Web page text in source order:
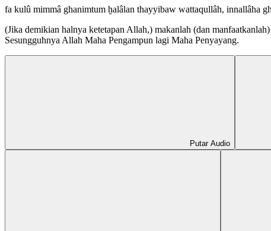
fa kulû mimmâ ghanimtum ḫalâlan thayyibaw wattaqullâh, innallâha
(Jika demikian halnya ketetapan Allah,) makanlah (dan
Sesungguhnya Allah Maha Pengampun lagi Maha Penyayang.
Putar Audio